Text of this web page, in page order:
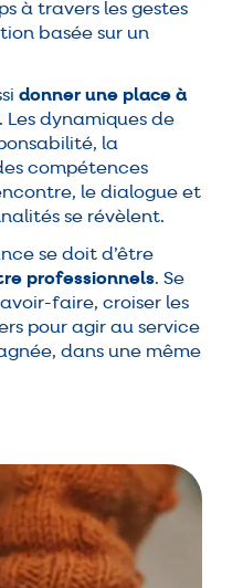
à travers les gestes
basée sur un
donner une place à
. Les dynamiques de
la
compétences
le dialogue et
se révèlent.
se doit d’être
professionnels. Se
faire, croiser les
pour agir au service
dans une même